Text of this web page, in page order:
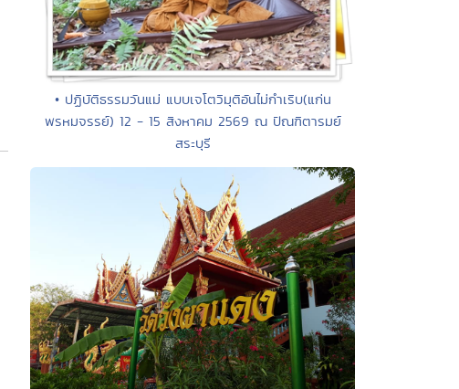
• ปฏิบัติธรรมวันแม่ แบบเจโตวิมุติอันไม่กำเริบ(แก่น
พรหมจรรย์) 12 - 15 สิงหาคม 2569 ณ ปัณฑิตารมย์
สระบุรี